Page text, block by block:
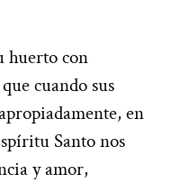
huerto con
cuando sus
en
Santo nos
y amor,